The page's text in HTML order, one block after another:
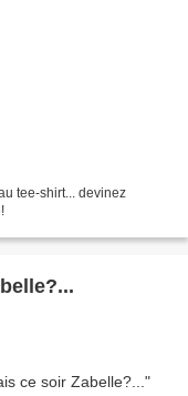
tee-shirt... devinez